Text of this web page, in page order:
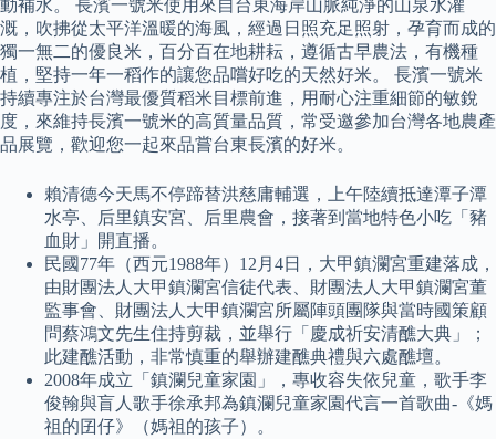
動補水。 長濱一號米使用來自台東海岸山脈純淨的山泉水灌
溉，吹拂從太平洋溫暖的海風，經過日照充足照射，孕育而成的
獨一無二的優良米，百分百在地耕耘，遵循古早農法，有機種
植，堅持一年一稻作的讓您品嚐好吃的天然好米。 長濱一號米
持續專注於台灣最優質稻米目標前進，用耐心注重細節的敏銳
度，來維持長濱一號米的高質量品質，常受邀參加台灣各地農產
品展覽，歡迎您一起來品嘗台東長濱的好米。
賴清德今天馬不停蹄替洪慈庸輔選，上午陸續抵達潭子潭
水亭、后里鎮安宮、后里農會，接著到當地特色小吃「豬
血財」開直播。
民國77年（西元1988年）12月4日，大甲鎮瀾宮重建落成，
由財團法人大甲鎮瀾宮信徒代表、財團法人大甲鎮瀾宮董
監事會、財團法人大甲鎮瀾宮所屬陣頭團隊與當時國策顧
問蔡鴻文先生住持剪裁，並舉行「慶成祈安清醮大典」；
此建醮活動，非常慎重的舉辦建醮典禮與六處醮壇。
2008年成立「鎮瀾兒童家園」，專收容失依兒童，歌手李
俊翰與盲人歌手徐承邦為鎮瀾兒童家園代言一首歌曲-《媽
祖的囝仔》（媽祖的孩子）。